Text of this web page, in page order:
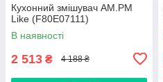
Кухонний змішувач AM.PM
Like (F80E07111)
В наявності
2 513 ₴ 4 188 ₴